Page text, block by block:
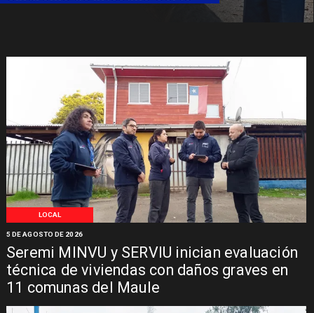
LOCAL
Seremi MINVU y SERVIU inician evaluación
técnica de viviendas con daños graves en
11 comunas del Maule
5 DE AGOSTO DE 2026